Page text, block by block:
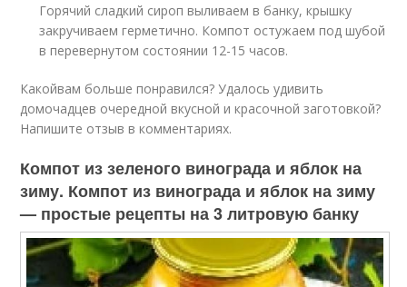
Горячий сладкий сироп выливаем в банку, крышку
закручиваем герметично. Компот остужаем под шубой
в перевернутом состоянии 12-15 часов.
Какойвам больше понравился? Удалось удивить
домочадцев очередной вкусной и красочной заготовкой?
Напишите отзыв в комментариях.
Компот из зеленого винограда и яблок на
зиму. Компот из винограда и яблок на зиму
— простые рецепты на 3 литровую банку